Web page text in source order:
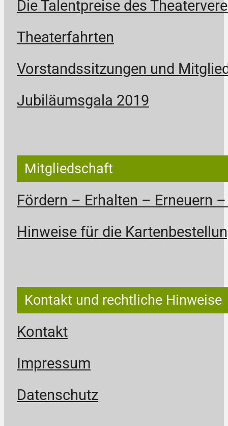
Die Talentpreise des
Theaterfahrten
Vorstandssitzungen und
Jubiläumsgala 2019
Mitgliedschaft
Fördern – Erhalten – Erneuern
Hinweise für die
Kontakt und rechtliche Hinweise
Kontakt
Impressum
Datenschutz